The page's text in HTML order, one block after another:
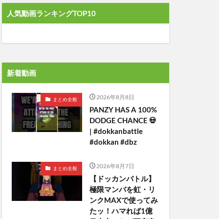
人気動画ランキングTOP10
新着動画
まとめ全般 2026年8月8日
PANZY HAS A 100%
DODGE CHANCE 💀
| #dokkanbattle
#dokkan #dbz
まとめ全般 2026年8月7日
【ドッカンバトル】
極限マンバを虹・リ
ンクMAXで使ってみ
たッ！ハマれば1億